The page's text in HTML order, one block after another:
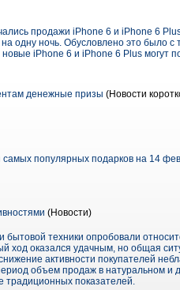
продажи iPhone 6 и iPhone 6
одну ночь. Обусловлено это было
iPhone 6 и iPhone 6 Plus могут
денежные призы (Новости
популярных подарков на 14
(Новости)
бытовой техники опробовали
ход оказался удачным, но общая
активности покупателей
объем продаж в натуральном и
показателей.